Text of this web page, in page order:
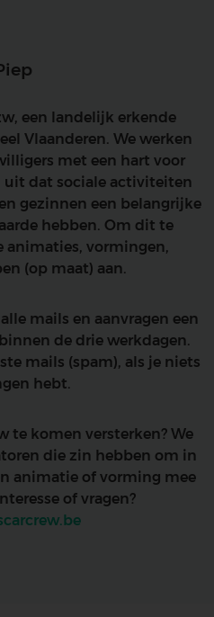
een landelijk erkende
Vlaanderen. We werken
met een hart voor
uit dat sociale activiteiten
gezinnen een belangrijke
hebben. Om dit te
animaties, vormingen,
(op maat) aan.
mails en aanvragen een
de drie werkdagen.
mails (spam), als je niets
hebt.
te komen versterken? We
die zin hebben om in
animatie of vorming mee
of vragen?